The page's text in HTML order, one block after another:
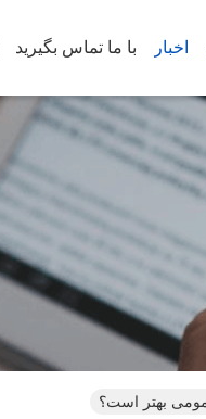
اخبار با ما تماس بگیرید